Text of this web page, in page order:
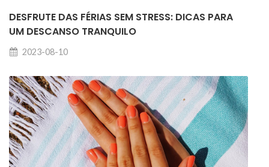
DESFRUTE DAS FÉRIAS SEM STRESS: DICAS PARA
UM DESCANSO TRANQUILO
2023-08-10